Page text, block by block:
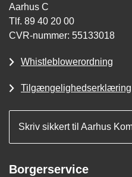
Aarhus C
Tlf. 89 40 20 00
CVR-nummer: 55133018
Whistleblowerordning
Tilgængelighedserklæring
Skriv sikkert til Aarhus
Borgerservice